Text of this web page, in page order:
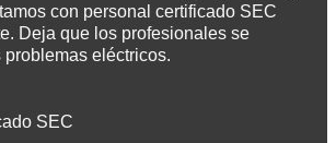
con personal certificado SEC
Deja que los profesionales se
eléctricos.
SEC